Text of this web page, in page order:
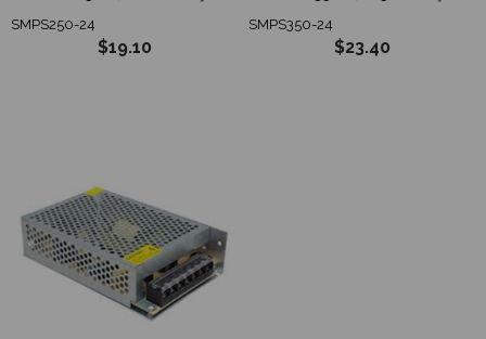
SMPS250-24
$19.10
SMPS350-24
$23.40